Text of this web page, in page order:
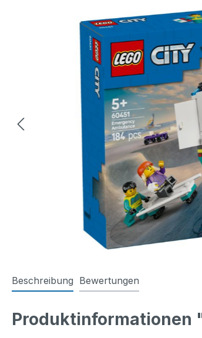
Beschreibung Bewertungen
Produktinformationen